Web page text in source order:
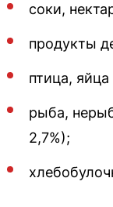
соки,
продукты
птица,
рыба,
2,7%);